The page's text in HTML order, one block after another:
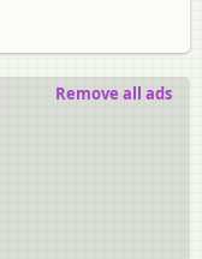
Remove all ads